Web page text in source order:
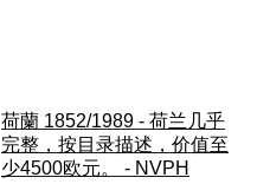
荷蘭 1852/1989 - 荷兰几乎
完整，按目录描述，价值至
少4500欧元。 - NVPH